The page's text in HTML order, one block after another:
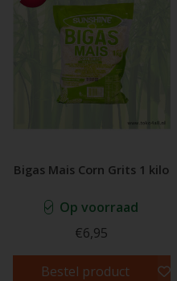
Bigas Mais Corn Grits 1 kilo
Op voorraad
€6,95
Bestel product